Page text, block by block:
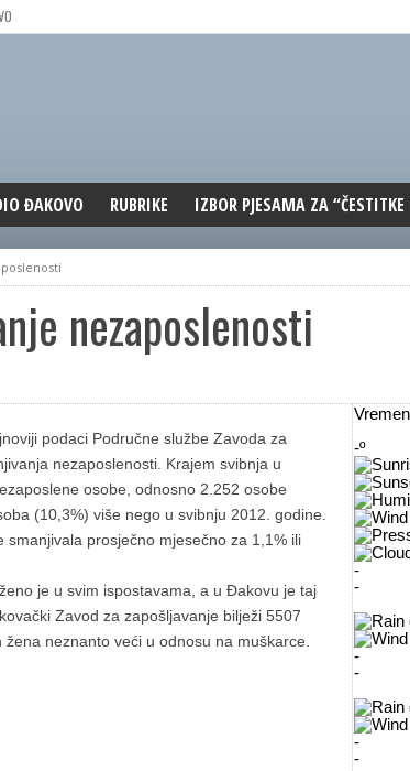
ĐAKOVO RUBRIKE
REPRIZE EMISIJA
DOBRE VIBRACIJE
ĐAKOVO GRADE
WEB ANKETA
IZBOR PJESAMA ZA
nezaposlenosti
podaci Područne službe Zavoda za
nezaposlenosti. Krajem svibnja u
osobe, odnosno 2.252 osobe
(10,3%) više nego u svibnju 2012. godine.
prosječno mjesečno za 1,1% ili
je u svim ispostavama, a u Đakovu je taj
Zavod za zapošljavanje bilježi 5507
neznanto veći u odnosu na muškarce.
-º
-
-
-
-
-
-